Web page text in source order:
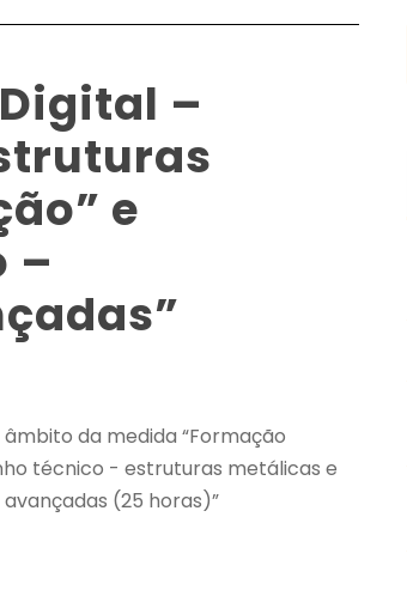
–
e
–
da medida “Formação
técnico - estruturas metálicas e
(25 horas)”